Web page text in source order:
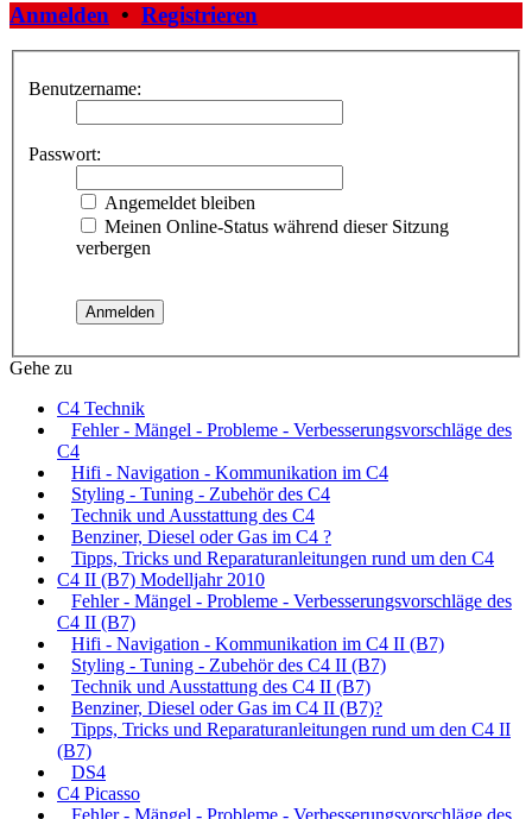
Anmelden • Registrieren
Benutzername:
Passwort:
Angemeldet bleiben
Meinen Online-Status während dieser Sitzung
verbergen
Gehe zu
C4 Technik
Fehler - Mängel - Probleme - Verbesserungsvorschläge des
C4
Hifi - Navigation - Kommunikation im C4
Styling - Tuning - Zubehör des C4
Technik und Ausstattung des C4
Benziner, Diesel oder Gas im C4 ?
Tipps, Tricks und Reparaturanleitungen rund um den C4
C4 II (B7) Modelljahr 2010
Fehler - Mängel - Probleme - Verbesserungsvorschläge des
C4 II (B7)
Hifi - Navigation - Kommunikation im C4 II (B7)
Styling - Tuning - Zubehör des C4 II (B7)
Technik und Ausstattung des C4 II (B7)
Benziner, Diesel oder Gas im C4 II (B7)?
Tipps, Tricks und Reparaturanleitungen rund um den C4 II
(B7)
DS4
C4 Picasso
Fehler - Mängel - Probleme - Verbesserungsvorschläge des